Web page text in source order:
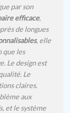
★[Siège
en
vous
Le
conçu
assure
sur
une
de
par son
efficace,
de longues
, elle
que les
Le design est
Le
claires.
aux
et le système